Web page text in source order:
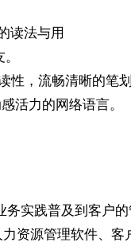
读法与用
，流畅清晰的笔
活力的网络语言。
实践普及到客户
资源管理软件、